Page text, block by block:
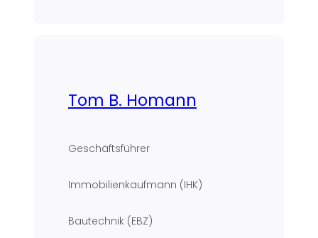
Tom B. Homann
Geschäftsführer
Immobilienkaufmann (IHK)
Bautechnik (EBZ)